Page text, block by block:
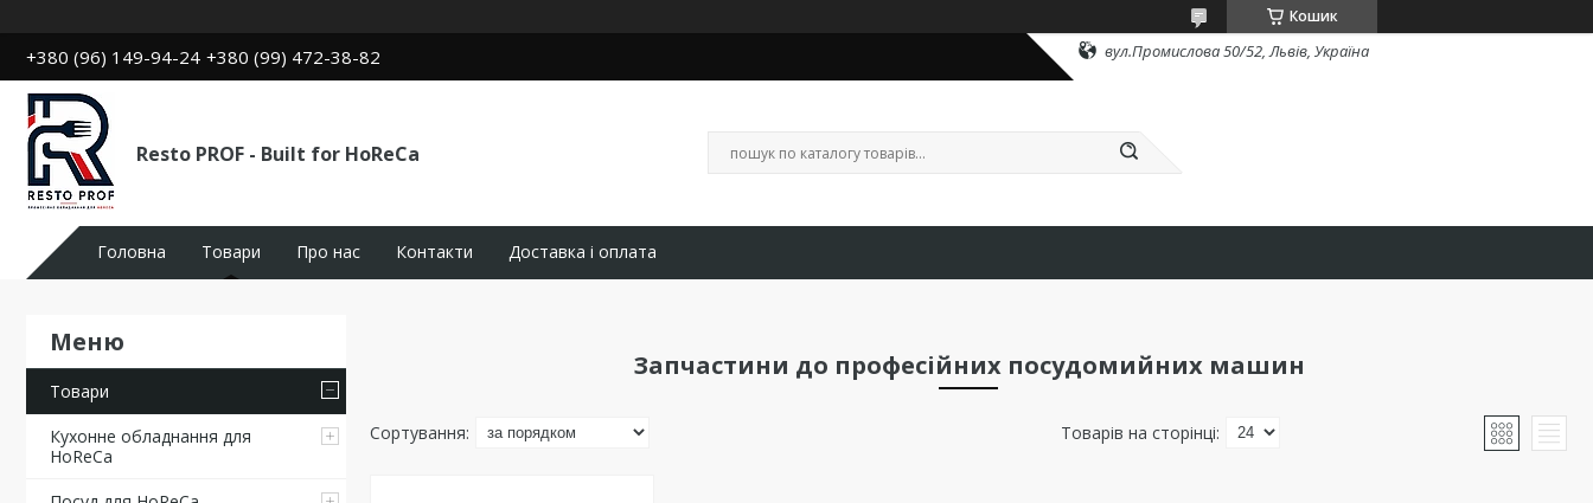
Кошик
+380 (96) 149-94-24 +380 (99) 472-38-82 вул.Промислова 50/52, Львів, Україна
Resto PROF - Built for HoReCa
Головна Товари Про нас Контакти Доставка і оплата
Товари
Кухонне обладнання для
HoReCa
Запчастини до професійних посудомийних машин